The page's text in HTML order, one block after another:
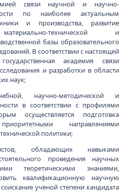
связи научной и научно-
по наиболее актуальным
и производства, развитие
технической и
базы образовательного
В соответствии с настоящей
академия связи
и разработки в области
наук;
научно-методической и
в соответствии с профилями
осуществляется подготовка
направлениями
политики;
обладающих навыками
проведения научных
теоретическими знаниями,
квалификационную научную
ученой степени кандидата